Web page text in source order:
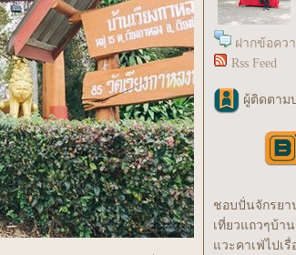
ฝากข้อคว
Rss Feed
ผู้ติดตาม
ชอบปั่นจักรยา
เที่ยวแถวๆบ้า
วะคาเฟ่ไปเรื่